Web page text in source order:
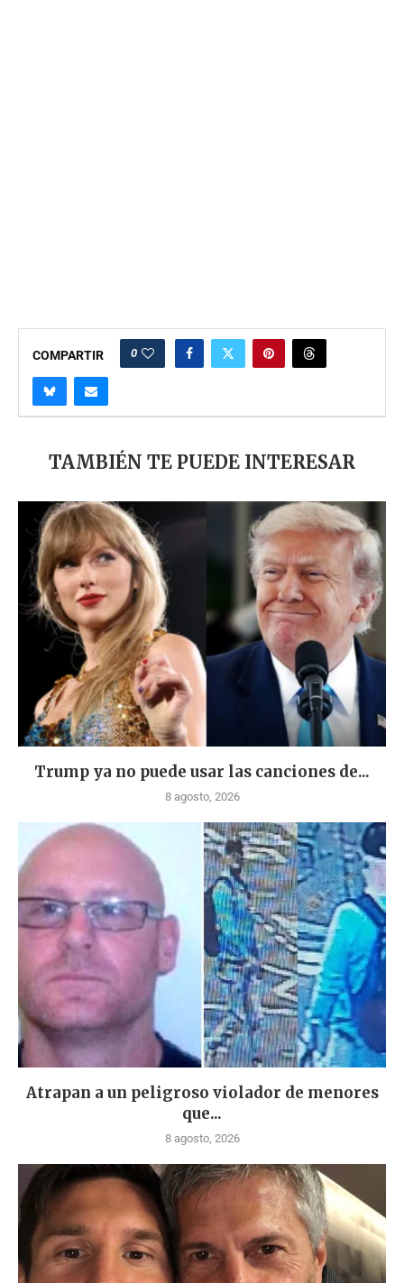
COMPARTIR 0
TAMBIÉN TE PUEDE INTERESAR
Trump ya no puede usar las canciones de...
8 agosto, 2026
Atrapan a un peligroso violador de menores
que...
8 agosto, 2026